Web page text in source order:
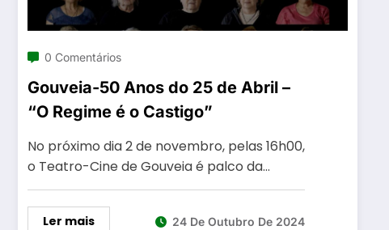
0 Comentários
Gouveia-50 Anos do 25 de Abril –
“O Regime é o Castigo”
No próximo dia 2 de novembro, pelas 16h00,
o Teatro-Cine de Gouveia é palco da…
Ler mais 24 De Outubro De 2024